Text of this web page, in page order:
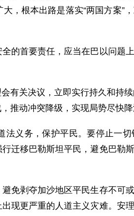
，根本出路是落实“两国方案”
的首要责任，应当在巴以问题
有关决议，立即实行持久和持
推动冲突降级，实现局势尽快降
义务，保护平民。要停止一
迁移巴勒斯坦平民，避免巴勒
免剥夺加沙地区平民生存不可
现更严重的人道主义灾难。安